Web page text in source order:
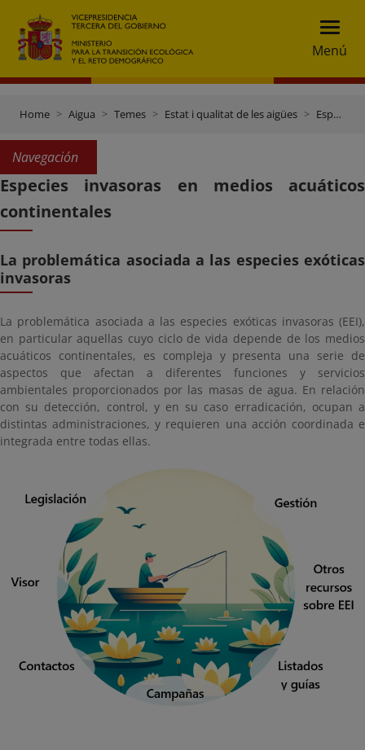
Menú
Home Aigua Temes Estat i qualitat de les aigües Especies invasoras en medios acuáticos continentales.
Navegación
Especies invasoras en medios acuáticos
continentales
La problemática asociada a las especies exóticas
invasoras
La problemática asociada a las especies exóticas invasoras (EEI),
en particular aquellas cuyo ciclo de vida depende de los medios
acuáticos continentales, es compleja y presenta una serie de
aspectos que afectan a diferentes funciones y servicios
ambientales proporcionados por las masas de agua. En relación
con su detección, control, y en su caso erradicación, ocupan a
distintas administraciones, y requieren una acción coordinada e
integrada entre todas ellas.